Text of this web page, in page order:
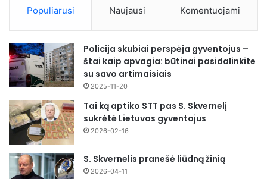
Populiarusi Naujausi Komentuojami
Policija skubiai perspėja gyventojus –
štai kaip apvagia: būtinai pasidalinkite
su savo artimaisiais
2025-11-20
Tai ką aptiko STT pas S. Skvernelį
sukrėtė Lietuvos gyventojus
2026-02-16
S. Skvernelis pranešė liūdną žinią
2026-04-11